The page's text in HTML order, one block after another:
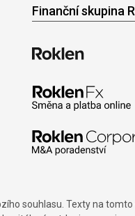
Finanční skupina
souhlasu. Texty na